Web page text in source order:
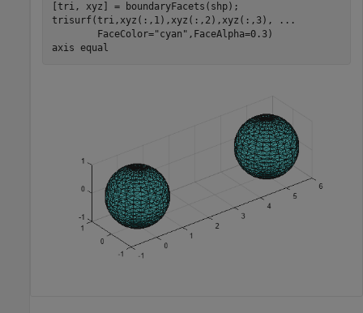
[tri, xyz] = boundaryFacets(shp);
trisurf(tri,xyz(:,1),xyz(:,2),xyz(:,3),
...
        FaceColor=
"cyan" ,FaceAlpha=0.3)
axis equal